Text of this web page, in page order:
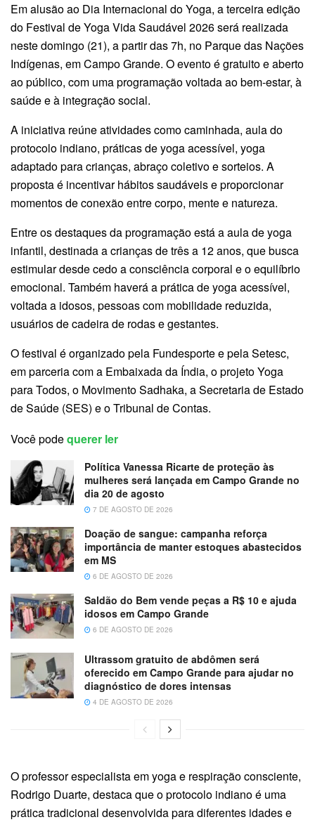
Em alusão ao Dia Internacional do Yoga, a terceira edição
do Festival de Yoga Vida Saudável 2026 será realizada
neste domingo (21), a partir das 7h, no Parque das Nações
Indígenas, em Campo Grande. O evento é gratuito e aberto
ao público, com uma programação voltada ao bem-estar, à
saúde e à integração social.
A iniciativa reúne atividades como caminhada, aula do
protocolo indiano, práticas de yoga acessível, yoga
adaptado para crianças, abraço coletivo e sorteios. A
proposta é incentivar hábitos saudáveis e proporcionar
momentos de conexão entre corpo, mente e natureza.
Entre os destaques da programação está a aula de yoga
infantil, destinada a crianças de três a 12 anos, que busca
estimular desde cedo a consciência corporal e o equilíbrio
emocional. Também haverá a prática de yoga acessível,
voltada a idosos, pessoas com mobilidade reduzida,
usuários de cadeira de rodas e gestantes.
O festival é organizado pela Fundesporte e pela Setesc,
em parceria com a Embaixada da Índia, o projeto Yoga
para Todos, o Movimento Sadhaka, a Secretaria de Estado
de Saúde (SES) e o Tribunal de Contas.
Você podequerer ler
Política Vanessa Ricarte de proteção às
mulheres será lançada em Campo Grande no
dia 20 de agosto
7 DE AGOSTO DE 2026
Doação de sangue: campanha reforça
importância de manter estoques abastecidos
em MS
6 DE AGOSTO DE 2026
Saldão do Bem vende peças a R$ 10 e ajuda
idosos em Campo Grande
6 DE AGOSTO DE 2026
Ultrassom gratuito de abdômen será
oferecido em Campo Grande para ajudar no
diagnóstico de dores intensas
4 DE AGOSTO DE 2026
O professor especialista em yoga e respiração consciente,
Rodrigo Duarte, destaca que o protocolo indiano é uma
prática tradicional desenvolvida para diferentes idades e